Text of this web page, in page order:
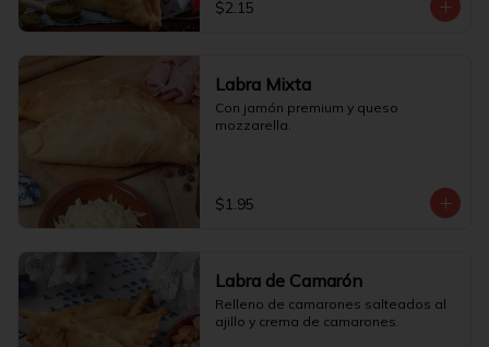
$2.15
Labra Mixta
Con jamón premium y queso
mozzarella.
$1.95
Labra de Camarón
Relleno de camarones salteados al
ajillo y crema de camarones.